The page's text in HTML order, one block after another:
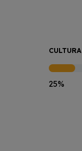
CULTURA
25%